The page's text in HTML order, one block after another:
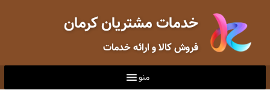
خدمات مشتریان کرمان
فروش کالا و ارائه خدمات
منو